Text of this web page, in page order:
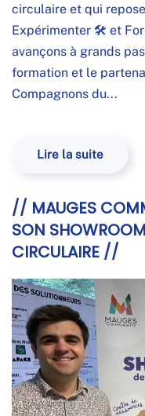
circulaire et qui
Expérimenter 🛠️ et
avançons à grands
formation et le
Compagnons du...
Lire la suite
// MAUGES
SON
CIRCULAIRE //